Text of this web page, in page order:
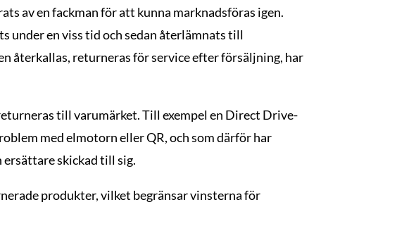
av en fackman för att kunna marknadsföras igen.
under en viss tid och sedan återlämnats till
återkallas, returneras för service efter försäljning, har
till varumärket. Till exempel en Direct Drive-
med elmotorn eller QR, och som därför har
skickad till sig.
produkter, vilket begränsar vinsterna för